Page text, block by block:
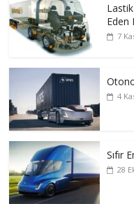
Eden
7
4
Sıfır
28